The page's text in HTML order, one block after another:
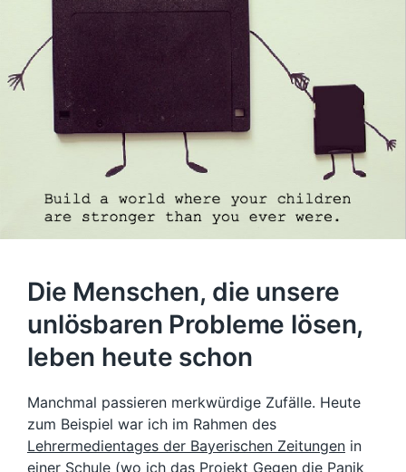
Die Menschen, die unsere
unlösbaren Probleme lösen,
leben heute schon
Manchmal passieren merkwürdige Zufälle. Heute
zum Beispiel war ich im Rahmen des
Lehrermedientages der Bayerischen Zeitungen in
einer Schule (wo ich das Projekt Gegen die Panik